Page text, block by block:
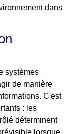
dans
systèmes
de manière
C'est
: les
déterminent